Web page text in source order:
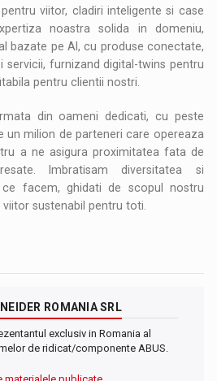
viitor, cladiri inteligente si case
noastra solida in domeniu,
bazate pe AI, cu produse conectate,
furnizand digital-twins pentru
pentru clientii nostri.
din oameni dedicati, cu peste
un milion de parteneri care opereaza
a ne asigura proximitatea fata de
Imbratisam diversitatea si
facem, ghidati de scopul nostru
sustenabil pentru toti.
ROMANIA SRL
exclusiv in Romania al
de ridicat/componente ABUS.